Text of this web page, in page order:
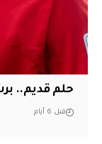
حلم قديم..
قبل 6 أيام